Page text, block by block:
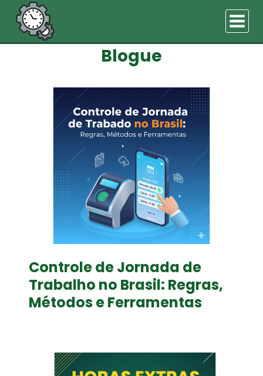
Pular
para
o
Blogue
Controle de Jornada de
Trabalho no Brasil: Regras,
Métodos e Ferramentas